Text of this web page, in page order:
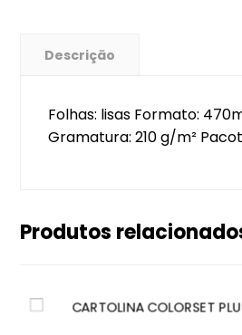
Descrição
Folhas: lisas Formato:
Gramatura: 210 g/m²
Produtos